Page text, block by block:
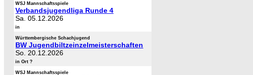
WSJ Mannschaftsspiele
Verbandsjugendliga Runde 4
Sa. 05.12.2026
in
Württembergische Schachjugend
BW Jugendbiltzeinzelmeisterschaften
So. 20.12.2026
in Ort ?
WSJ Mannschaftsspiele